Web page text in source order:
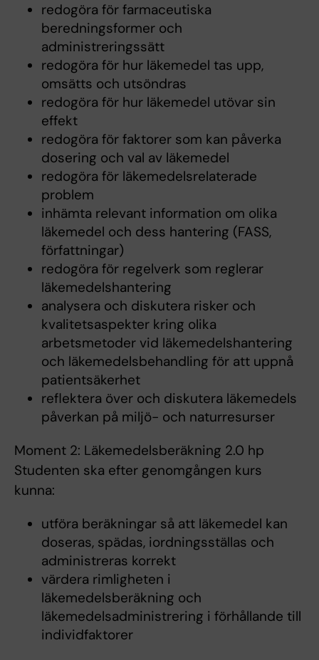
redogöra för farmaceutiska
beredningsformer och
administreringssätt
redogöra för hur läkemedel tas upp,
omsätts och utsöndras
redogöra för hur läkemedel utövar sin
effekt
redogöra för faktorer som kan påverka
dosering och val av läkemedel
redogöra för läkemedelsrelaterade
problem
inhämta relevant information om olika
läkemedel och dess hantering (FASS,
författningar)
redogöra för regelverk som reglerar
läkemedelshantering
analysera och diskutera risker och
kvalitetsaspekter kring olika
arbetsmetoder vid läkemedelshantering
och läkemedelsbehandling för att uppnå
patientsäkerhet
reflektera över och diskutera läkemedels
påverkan på miljö- och naturresurser
Moment 2: Läkemedelsberäkning 2.0 hp
Studenten ska efter genomgången kurs
kunna:
utföra beräkningar så att läkemedel kan
doseras, spädas, iordningsställas och
administreras korrekt
värdera rimligheten i
läkemedelsberäkning och
läkemedelsadministrering i förhållande till
individfaktorer